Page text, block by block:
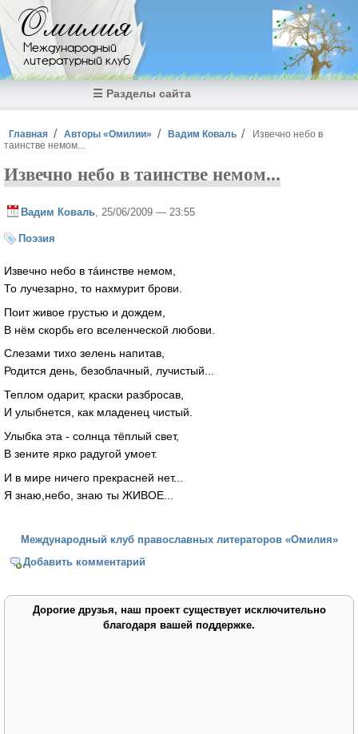
Перейти к основному содержанию
Омилия
Международный
литературный клуб
☰ Разделы сайта
Вы здесь
Главная Авторы «Омилии» Вадим Коваль
Извечно небо в
таинстве немом...
Извечно небо в таинстве немом...
Вадим Коваль , 25/06/2009 — 23:55
Поэзия
Извечно небо в тáинстве немом,
То лучезарно, то нахмурит брови.
Поит живое грустью и дождем,
В нём скорбь его вселенческой любови.
Слезами тихо зелень напитав,
Родится день, безоблачный, лучистый...
Теплом одарит, краски разбросав,
И улыбнется, как младенец чистый.
Улыбка эта - солнца тёплый свет,
В зените ярко радугой умоет.
И в мире ничего прекрасней нет...
Я знаю,небо, знаю ты ЖИВОЕ...
Международный клуб православных литераторов «Омилия»
Добавить комментарий
Дорогие друзья, наш проект существует исключительно
благодаря вашей поддержке.